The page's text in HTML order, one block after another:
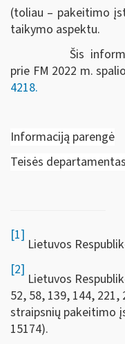
(toliau – pakeitimo
taikymo aspektu.
Šis
prie FM 2022 m.
4218.
Informaciją parengė
Teisės departamentas
[1]
Lietuvos
[2]
Lietuvos
52, 58, 139, 144,
straipsnių pakeitimo
15174).